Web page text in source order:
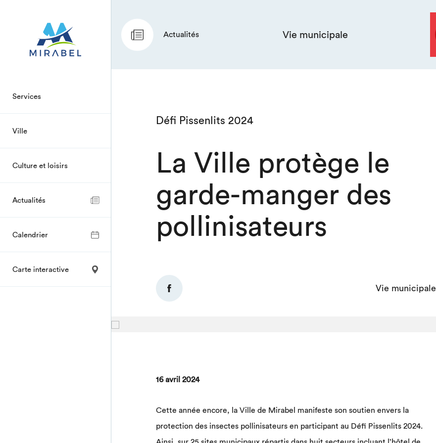
Services
Ville
Culture et loisirs
Actualités
Calendrier
Carte interactive
Actualités Vie municipale
Défi Pissenlits 2024
La Ville protège le
garde-manger des
pollinisateurs
Vie municipale
16 avril 2024
Cette année encore, la Ville de Mirabel manifeste son soutien envers la
protection des insectes pollinisateurs en participant au Défi Pissenlits 2024.